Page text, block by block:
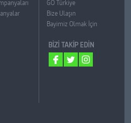
GO Türkiye
Bize Ulaşın
Bayimiz Olmak İçin